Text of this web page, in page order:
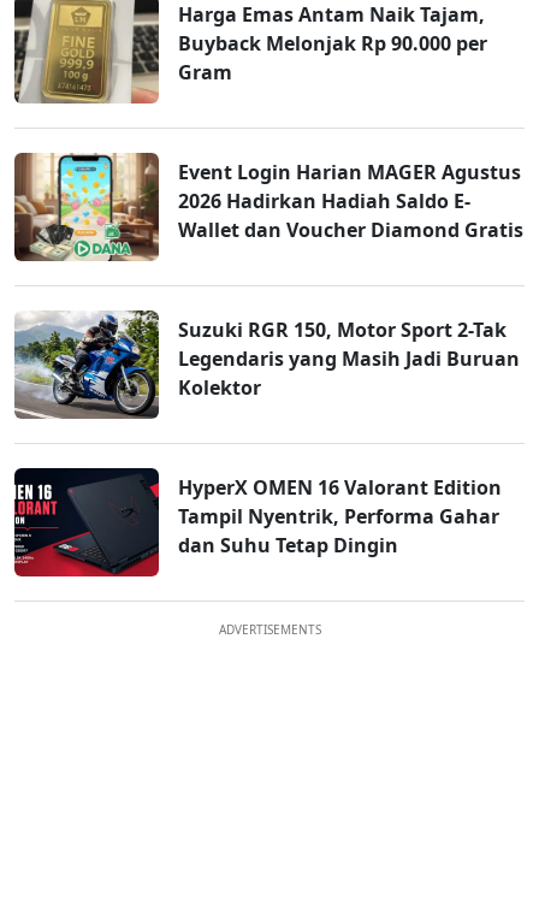
Harga Emas Antam Naik Tajam,
Buyback Melonjak Rp 90.000 per
Gram
Event Login Harian MAGER Agustus
2026 Hadirkan Hadiah Saldo E-
Wallet dan Voucher Diamond Gratis
Suzuki RGR 150, Motor Sport 2-Tak
Legendaris yang Masih Jadi Buruan
Kolektor
HyperX OMEN 16 Valorant Edition
Tampil Nyentrik, Performa Gahar
dan Suhu Tetap Dingin
ADVERTISEMENTS